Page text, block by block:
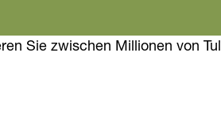
Sie zwischen Millionen von